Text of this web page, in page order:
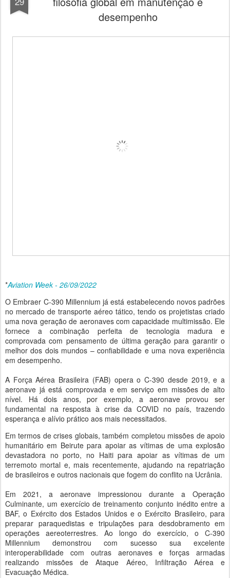
desempenho
*Aviation Week - 26/09/2022
O Embraer C-390 Millennium já está estabelecendo novos padrões
no mercado de transporte aéreo tático, tendo os projetistas criado
uma nova geração de aeronaves com capacidade multimissão. Ele
fornece a combinação perfeita de tecnologia madura e
comprovada com pensamento de última geração para garantir o
melhor dos dois mundos – confiabilidade e uma nova experiência
em desempenho.
A Força Aérea Brasileira (FAB) opera o C-390 desde 2019, e a
aeronave já está comprovada e em serviço em missões de alto
nível. Há dois anos, por exemplo, a aeronave provou ser
fundamental na resposta à crise da COVID no país, trazendo
esperança e alívio prático aos mais necessitados.
Em termos de crises globais, também completou missões de apoio
humanitário em Beirute para apoiar as vítimas de uma explosão
devastadora no porto, no Haiti para apoiar as vítimas de um
terremoto mortal e, mais recentemente, ajudando na repatriação
de brasileiros e outros nacionais que fogem do conflito na Ucrânia.
Em 2021, a aeronave impressionou durante a Operação
Culminante, um exercício de treinamento conjunto inédito entre a
BAF, o Exército dos Estados Unidos e o Exército Brasileiro, para
preparar paraquedistas e tripulações para desdobramento em
operações aereoterrestres. Ao longo do exercício, o C-390
Millennium demonstrou com sucesso sua excelente
interoperabilidade com outras aeronaves e forças armadas
realizando missões de Ataque Aéreo, Infiltração Aérea e
Evacuação Médica.